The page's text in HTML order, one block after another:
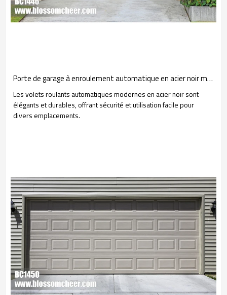
Porte de garage à enroulement automatique en acier noir moderne chinois pour projet de bureau
Les volets roulants automatiques modernes en acier noir sont
élégants et durables, offrant sécurité et utilisation facile pour
divers emplacements.